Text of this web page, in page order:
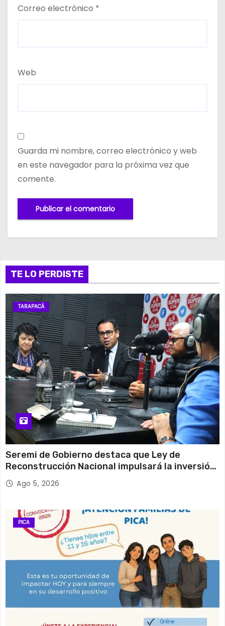
Correo electrónico *
Web
Guarda mi nombre, correo electrónico y web
en este navegador para la próxima vez que
comente.
TE LO PERDISTE
TARAPACÁ
Seremi de Gobierno destaca que Ley de
Reconstrucción Nacional impulsará la inversión
y el empleo en Tarapacá
Ago 5, 2026
PICA